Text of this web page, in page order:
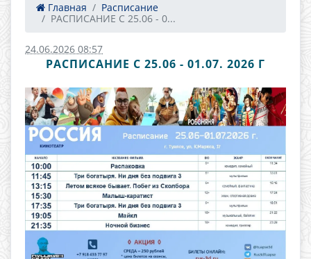
Главная
Расписание
РАСПИСАНИЕ С 25.06 - 0...
24.06.2026 08:57
РАСПИСАНИЕ С 25.06 - 01.07. 2026 Г